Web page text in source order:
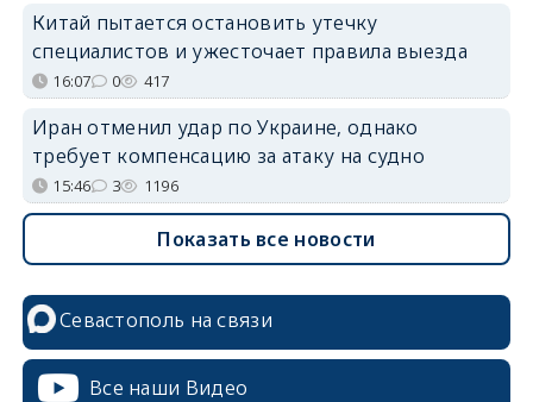
Китай пытается остановить утечку
специалистов и ужесточает правила выезда
16:07 0 417
Иран отменил удар по Украине, однако
требует компенсацию за атаку на судно
15:46 3 1196
Показать все новости
Севастополь на связи
Все наши Видео